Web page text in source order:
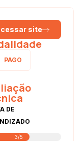
site
PAGO
DE
3/5